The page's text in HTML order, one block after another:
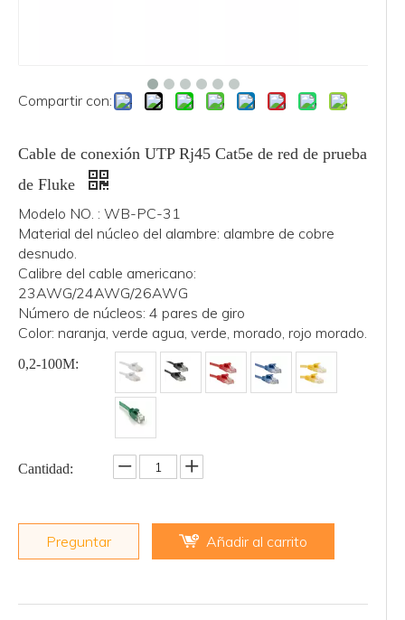
Compartir con:
Cable de conexión UTP Rj45 Cat5e de red de prueba
de Fluke
Modelo NO. : WB-PC-31
Material del núcleo del alambre: alambre de cobre
desnudo.
Calibre del cable americano:
23AWG/24AWG/26AWG
Número de núcleos: 4 pares de giro
Color: naranja, verde agua, verde, morado, rojo morado.
0,2-100M:
Cantidad:
Preguntar Añadir al carrito